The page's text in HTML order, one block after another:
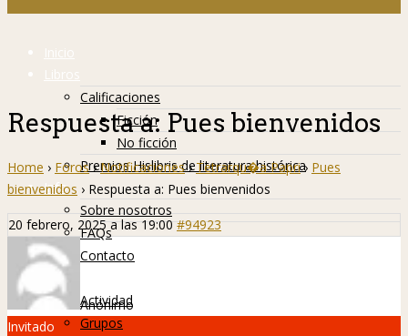
Inicio
Libros
Calificaciones
Ficción
No ficción
Premios Hislibris de literatura histórica
Info
Sobre nosotros
FAQs
Contacto
Hislibreños
Actividad
Grupos
Respuesta a: Pues bienvenidos
Home › Foros › Notificaciones › Tetrarqu�a Papri › Pues
bienvenidos › Respuesta a: Pues bienvenidos
20 febrero, 2025 a las 19:00 #94923
Anónimo
Invitado